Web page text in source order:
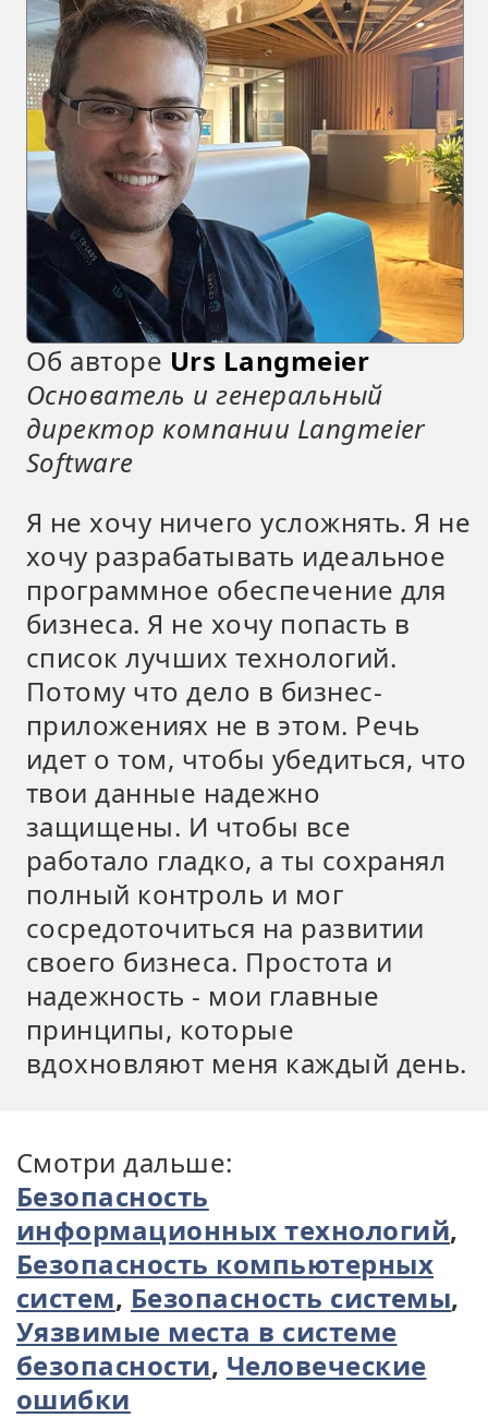
Об авторе Urs Langmeier
Основатель и генеральный
директор компании Langmeier
Software
Я не хочу ничего усложнять. Я не
хочу разрабатывать идеальное
программное обеспечение для
бизнеса. Я не хочу попасть в
список лучших технологий.
Потому что дело в бизнес-
приложениях не в этом. Речь
идет о том, чтобы убедиться, что
твои данные надежно
защищены. И чтобы все
работало гладко, а ты сохранял
полный контроль и мог
сосредоточиться на развитии
своего бизнеса. Простота и
надежность - мои главные
принципы, которые
вдохновляют меня каждый день.
Смотри дальше:
Безопасность
информационных технологий,
Безопасность компьютерных
систем, Безопасность системы,
Уязвимые места в системе
безопасности, Человеческие
ошибки